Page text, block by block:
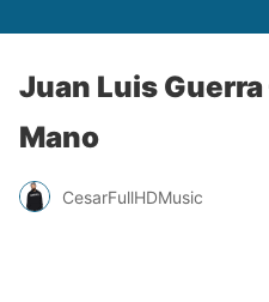
Juan Luis Guerra
Mano
CesarFullHDMusic